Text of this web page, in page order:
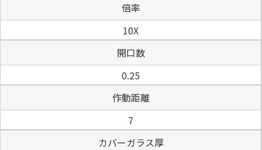
倍率
10X
開口数
0.25
作動距離
7
カバーガラス厚